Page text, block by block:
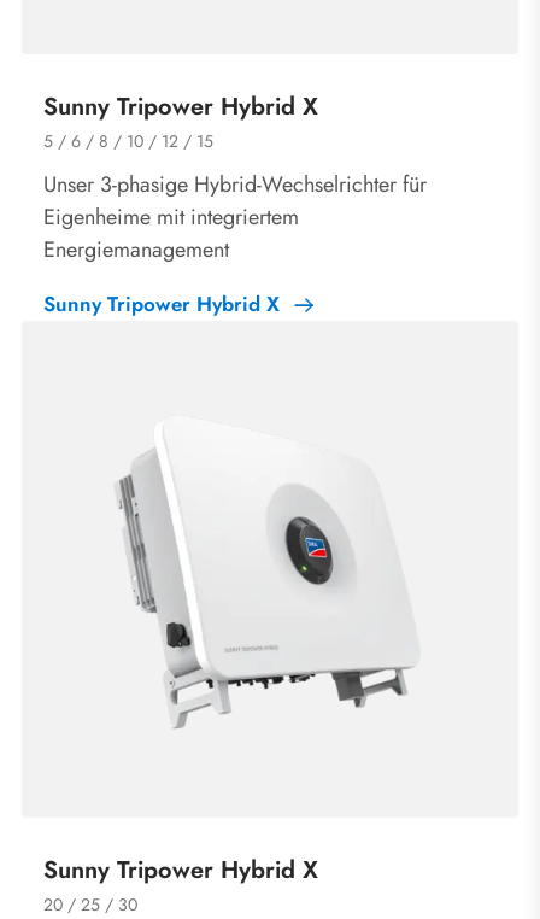
Sunny Tripower Hybrid X
5 / 6 / 8 / 10 / 12 / 15
Unser 3-phasige Hybrid-Wechselrichter für
Eigenheime mit integriertem
Energiemanagement
Sunny Tripower Hybrid X
Sunny Tripower Hybrid X
20 / 25 / 30